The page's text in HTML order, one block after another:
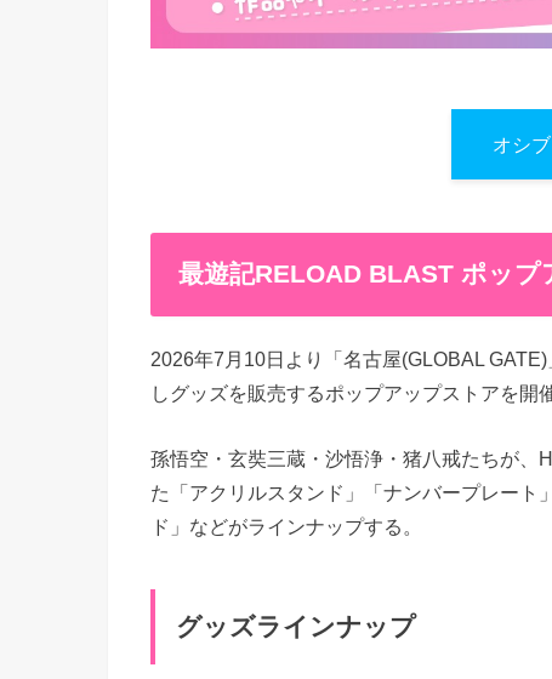
オシ
最遊記RELOAD BLAST ポッ
2026年7月10日より「名古屋(GLOBAL
しグッズを販売するポップアップストアを開
孫悟空・玄奘三蔵・沙悟浄・猪八戒たちが、
た「アクリルスタンド」「ナンバープレート
ド」などがラインナップする。
グッズラインナップ